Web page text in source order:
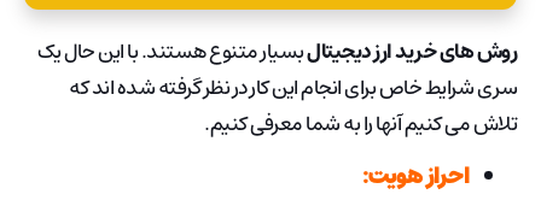
روش های خرید ارز دیجیتالبسیار متنوع هستند. با این حال یک
سری شرایط خاص برای انجام این کار در نظر گرفته شده اند که
تلاش می کنیم آنها را به شما معرفی کنیم.
احراز هویت: